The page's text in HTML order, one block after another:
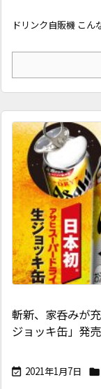
ドリンク自販機 こん
斬新、家呑みが
ジョッキ缶」発売
 2021年1月7日 